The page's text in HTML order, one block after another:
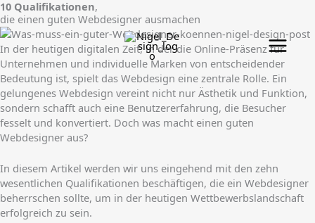
Zum
Inhalt
springen
10 Qualifikationen,
die einen guten Webdesigner ausmachen
In der heutigen digitalen Zeit, in der die Online-Präsenz für
Unternehmen und individuelle Marken von entscheidender
Bedeutung ist, spielt das Webdesign eine zentrale Rolle. Ein
gelungenes Webdesign vereint nicht nur Ästhetik und Funktion,
sondern schafft auch eine Benutzererfahrung, die Besucher
fesselt und konvertiert. Doch was macht einen guten
Webdesigner aus?
In diesem Artikel werden wir uns eingehend mit den zehn
wesentlichen Qualifikationen beschäftigen, die ein Webdesigner
beherrschen sollte, um in der heutigen Wettbewerbslandschaft
erfolgreich zu sein.